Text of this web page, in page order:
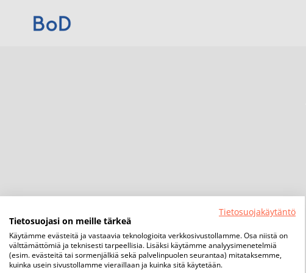
Tietosuojakäytäntö
Tietosuojasi on meille tärkeä
Käytämme evästeitä ja vastaavia teknologioita verkkosivustollamme. Osa niistä on
välttämättömiä ja teknisesti tarpeellisia. Lisäksi käytämme analyysimenetelmiä
(esim. evästeitä tai sormenjälkiä sekä palvelinpuolen seurantaa) mitataksemme,
kuinka usein sivustollamme vieraillaan ja kuinka sitä käytetään.